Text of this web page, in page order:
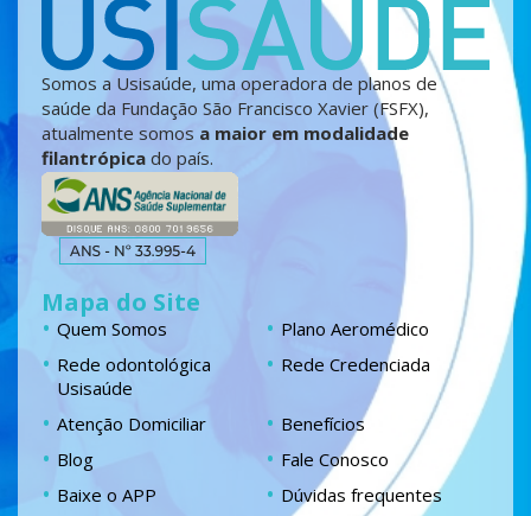
Somos a Usisaúde, uma operadora de planos de
saúde da Fundação São Francisco Xavier (FSFX),
atualmente somos a maior em modalidade
filantrópica do país.
Mapa do Site
Quem Somos
Plano Aeromédico
Rede odontológica
Usisaúde
Rede Credenciada
Atenção Domiciliar
Benefícios
Blog
Fale Conosco
Baixe o APP
Dúvidas frequentes